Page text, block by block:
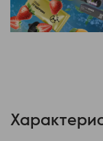
Набір для